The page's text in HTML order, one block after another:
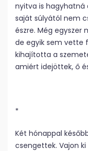
nyitva is hagyhatná
saját súlyától nem
észre. Még egyszer
de egyik sem vette
kihajította a
amiért idejöttek, ő
*
Két hónappal
csengettek. Vajon